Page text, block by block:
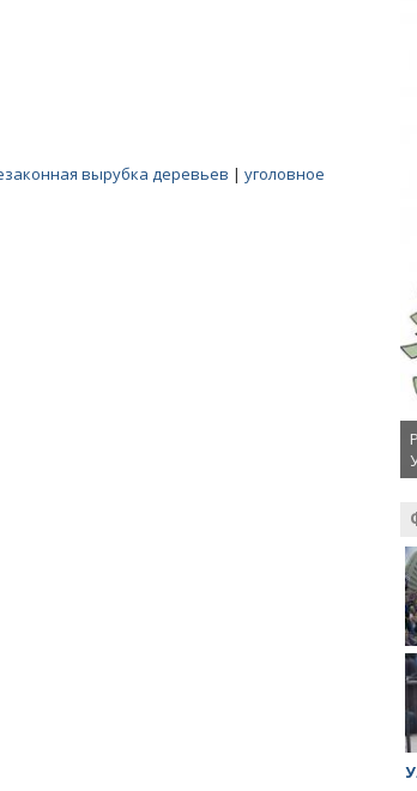
вырубка деревьев | уголовное